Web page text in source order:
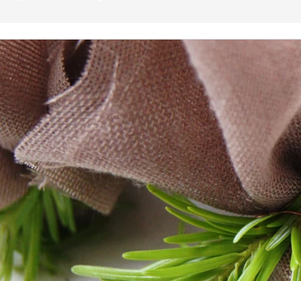
Sommer Herbst Winter
Lebensleichte Ernährung Naturkosmetik Chakralehre
Herzenslieder Bastelideen Kunst-Hand-Werk
Geschichtenkiste Gedichte, Sprüche und Zitate